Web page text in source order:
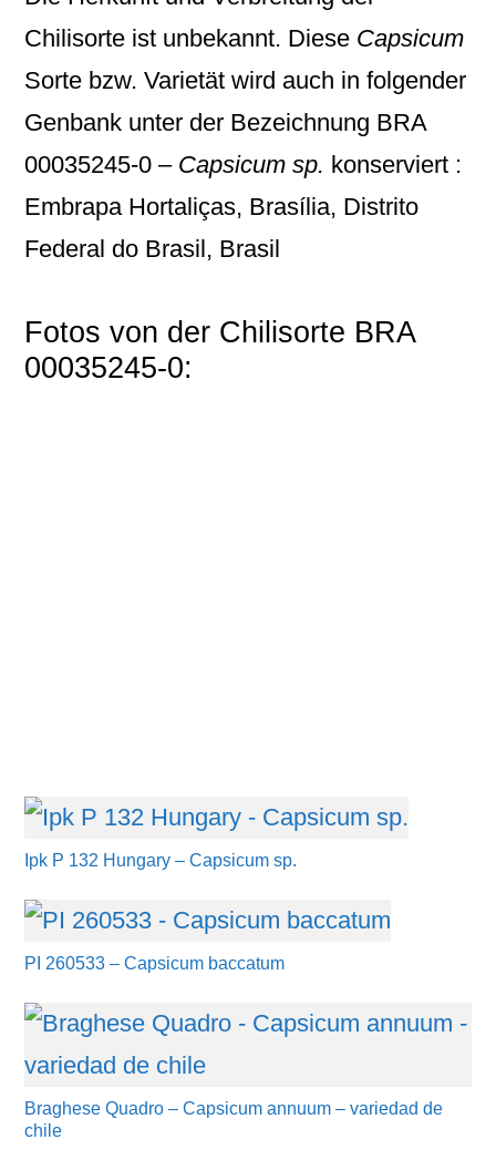
Chilisorte ist unbekannt. Diese Capsicum
Sorte bzw. Varietät wird auch in folgender
Genbank unter der Bezeichnung BRA
00035245-0 – Capsicum sp. konserviert :
Embrapa Hortaliças, Brasília, Distrito
Federal do Brasil, Brasil
Fotos von der Chilisorte BRA
00035245-0:
Ipk P 132 Hungary – Capsicum sp.
PI 260533 – Capsicum baccatum
Braghese Quadro – Capsicum annuum – variedad de
chile